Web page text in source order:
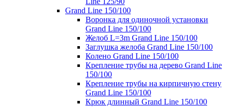
Grand Line 150/100
Воронка для одиночной установки
Grand Line 150/100
Желоб L=3m Grand Line 150/100
Заглушка желоба Grand Line 150/100
Колено Grand Line 150/100
Крепление трубы на дерево Grand Line
150/100
Крепление трубы на кирпичную стену
Grand Line 150/100
Крюк длинный Grand Line 150/100